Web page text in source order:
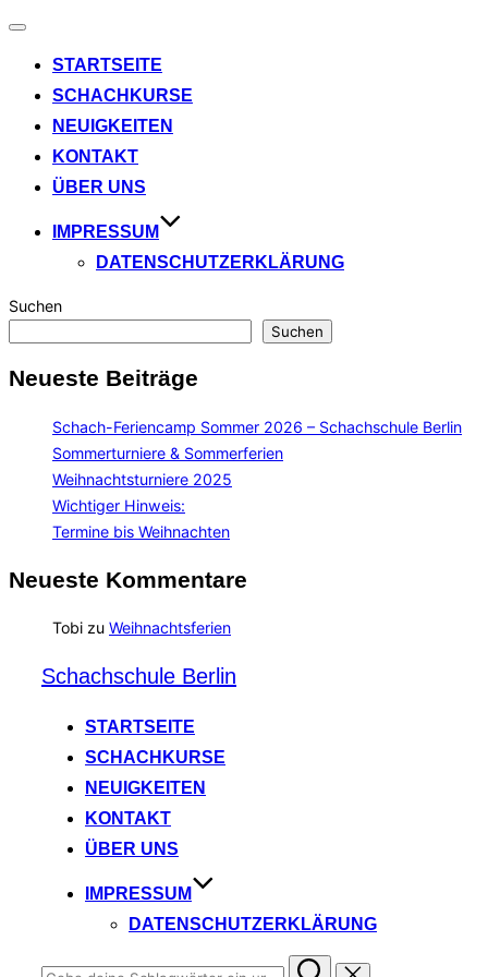
Navigation
STARTSEITE
SCHACHKURSE
NEUIGKEITEN
KONTAKT
ÜBER UNS
IMPRESSUM
DATENSCHUTZERKLÄRUNG
Suchen
Suchen
Neueste Beiträge
Schach-Feriencamp Sommer 2026 – Schachschule Berlin
Sommerturniere & Sommerferien
Weihnachtsturniere 2025
Wichtiger Hinweis:
Termine bis Weihnachten
Neueste Kommentare
Tobi zu Weihnachtsferien
springen
Schachschule Berlin
STARTSEITE
SCHACHKURSE
NEUIGKEITEN
KONTAKT
ÜBER UNS
IMPRESSUM
DATENSCHUTZERKLÄRUNG
Suchen